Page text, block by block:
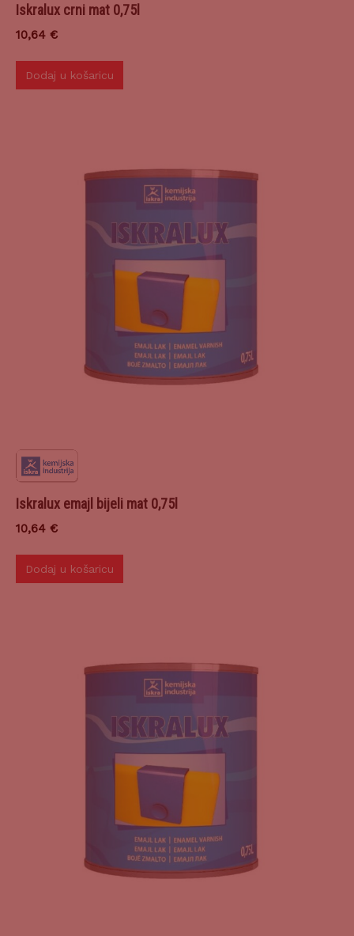
Iskralux crni mat 0,75l
10,64 €
Dodaj u košaricu
Iskralux emajl bijeli mat 0,75l
10,64 €
Dodaj u košaricu